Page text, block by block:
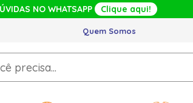
NO WHATSAPP Clique aqui!
Quem Somos